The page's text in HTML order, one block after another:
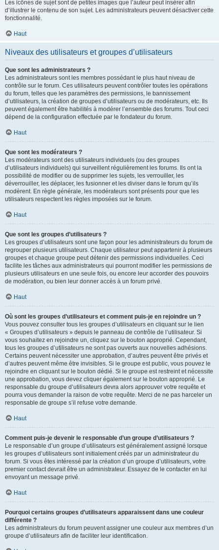
Les icônes de sujet sont de petites images que l’auteur peut insérer afin
d’illustrer le contenu de son sujet. Les administrateurs peuvent désactiver cette
fonctionnalité.
Haut
Niveaux des utilisateurs et groupes d’utilisateurs
Que sont les administrateurs ?
Les administrateurs sont les membres possédant le plus haut niveau de
contrôle sur le forum. Ces utilisateurs peuvent contrôler toutes les opérations
du forum, telles que les paramètres des permissions, le bannissement
d’utilisateurs, la création de groupes d’utilisateurs ou de modérateurs, etc. Ils
peuvent également être habilités à modérer l’ensemble des forums. Tout ceci
dépend de la configuration effectuée par le fondateur du forum.
Haut
Que sont les modérateurs ?
Les modérateurs sont des utilisateurs individuels (ou des groupes
d’utilisateurs individuels) qui surveillent régulièrement les forums. Ils ont la
possibilité de modifier ou de supprimer les sujets, les verrouiller, les
déverrouiller, les déplacer, les fusionner et les diviser dans le forum qu’ils
modèrent. En règle générale, les modérateurs sont présents pour que les
utilisateurs respectent les règles imposées sur le forum.
Haut
Que sont les groupes d’utilisateurs ?
Les groupes d’utilisateurs sont une façon pour les administrateurs du forum de
regrouper plusieurs utilisateurs. Chaque utilisateur peut appartenir à plusieurs
groupes et chaque groupe peut détenir des permissions individuelles. Ceci
facilite les tâches aux administrateurs qui pourront modifier les permissions de
plusieurs utilisateurs en une seule fois, ou encore leur accorder des pouvoirs
de modération, ou bien leur donner accès à un forum privé.
Haut
Où sont les groupes d’utilisateurs et comment puis-je en rejoindre un ?
Vous pouvez consulter tous les groupes d’utilisateurs en cliquant sur le lien
« Groupes d’utilisateurs » depuis le panneau de contrôle de l’utilisateur. Si
vous souhaitez en rejoindre un, cliquez sur le bouton approprié. Cependant,
tous les groupes d’utilisateurs ne sont pas ouverts aux nouvelles adhésions.
Certains peuvent nécessiter une approbation, d’autres peuvent être privés et
d’autres peuvent même être invisibles. Si le groupe est public, vous pouvez le
rejoindre en cliquant sur le bouton dédié. Si le groupe est restreint et nécessite
une approbation, vous devez cliquer également sur le bouton approprié. Le
responsable du groupe d’utilisateurs devra alors approuver votre requête et
pourra vous demander la raison de votre requête. Merci de ne pas harceler un
responsable de groupe s’il refuse votre demande.
Haut
Comment puis-je devenir le responsable d’un groupe d’utilisateurs ?
Le responsable d’un groupe d’utilisateurs est généralement assigné lorsque
les groupes d’utilisateurs sont initialement créés par un administrateur du
forum. Si vous êtes intéressé par la création d’un groupe d’utilisateurs, votre
premier contact devrait être un administrateur. Essayez de le contacter en lui
envoyant un message privé.
Haut
Pourquoi certains groupes d’utilisateurs apparaissent dans une couleur
différente ?
Les administrateurs du forum peuvent assigner une couleur aux membres d’un
groupe d’utilisateurs afin de faciliter leur identification.